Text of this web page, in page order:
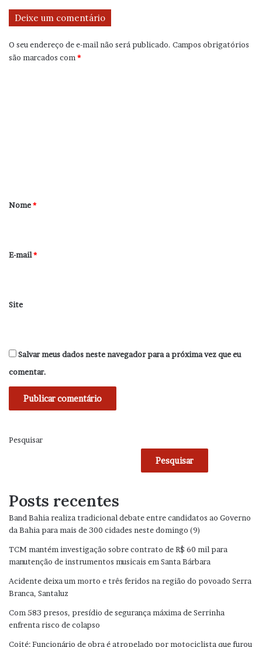
Deixe um comentário
O seu endereço de e-mail não será publicado. Campos obrigatórios
são marcados com *
r
*
Nome*
E-mail*
Site
Salvar meus dados neste navegador para a próxima vez que eu
comentar.
Pesquisar
Pesquisar
Posts recentes
Band Bahia realiza tradicional debate entre candidatos ao Governo
da Bahia para mais de 300 cidades neste domingo (9)
TCM mantém investigação sobre contrato de R$ 60 mil para
manutenção de instrumentos musicais em Santa Bárbara
Acidente deixa um morto e três feridos na região do povoado Serra
Branca, Santaluz
Com 583 presos, presídio de segurança máxima de Serrinha
enfrenta risco de colapso
Coité: Funcionário de obra é atropelado por motociclista que furou